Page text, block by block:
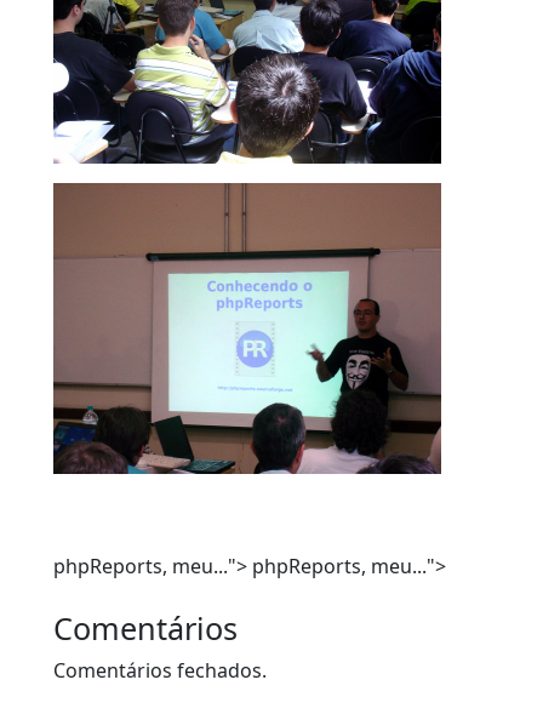
phpReports, meu..."> phpReports, meu...">
Comentários
Comentários fechados.